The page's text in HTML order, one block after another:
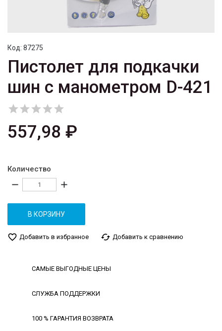
Код: 87275
Пистолет для подкачки
шин с манометром D-421

557,98 ₽
Количество
remove add
В КОРЗИНУ
favorite_border Добавить в избранное cached Добавить к сравнению
САМЫЕ ВЫГОДНЫЕ ЦЕНЫ
СЛУЖБА ПОДДЕРЖКИ
100 % ГАРАНТИЯ ВОЗВРАТА